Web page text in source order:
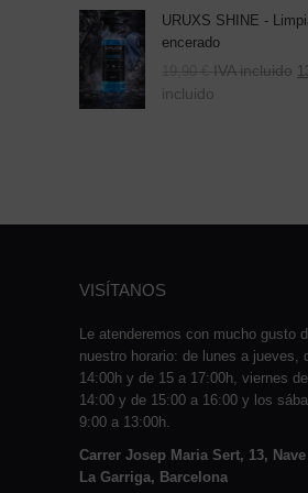
URUXS SHINE -
encerado
19,90 € IVA incluido
incluido
VISÍTANOS
Le atenderemos con mucho gusto
nuestro horario: de lunes a jueves,
14:00h y de 15 a 17:00h, viernes
14:00 y de 15:00 a 16:00 y los
9:00 a 13:00h.
Carrer Josep Maria Sert, 13, Nave
La Garriga, Barcelona